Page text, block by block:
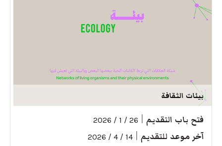
بيئات الثقافة
فتح باب التقديم 26 / 1 / 2026
آخر موعد للتقديم 14 / 4 / 2026